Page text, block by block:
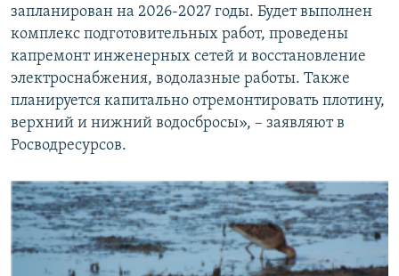
запланирован на 2026-2027 годы. Будет выполнен
комплекс подготовительных работ, проведены
капремонт инженерных сетей и восстановление
электроснабжения, водолазные работы. Также
планируется капитально отремонтировать плотину,
верхний и нижний водосбросы», – заявляют в
Росводресурсов.